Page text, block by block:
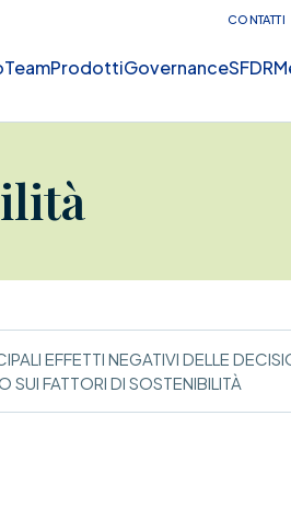
CONTATTI
TeamProdottiGovernanceSFDR
EFFETTI NEGATIVI DELLE
SUI FATTORI DI SOSTENIBILITÀ